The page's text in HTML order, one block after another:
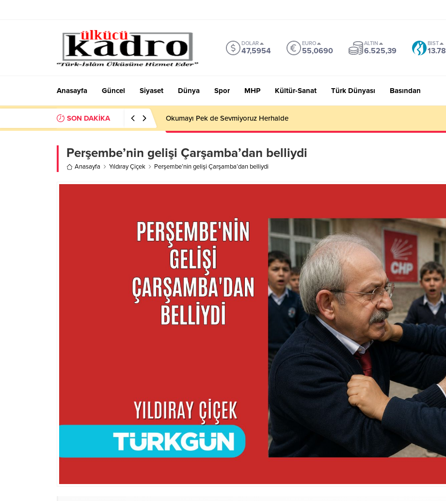
DOLAR
47,5954
EURO
55,0690
ALTIN
6.525,39
BIST
Anasayfa Güncel Siyaset Dünya Spor MHP Kültür-Sanat Türk Dünyası Basından
SON DAKİKA Okumayı Pek de Sevmiyoruz Herhalde
Perşembe’nin gelişi Çarşamba’dan belliydi
Anasayfa Yıldıray Çiçek Perşembe’nin gelişi Çarşamba’dan belliydi